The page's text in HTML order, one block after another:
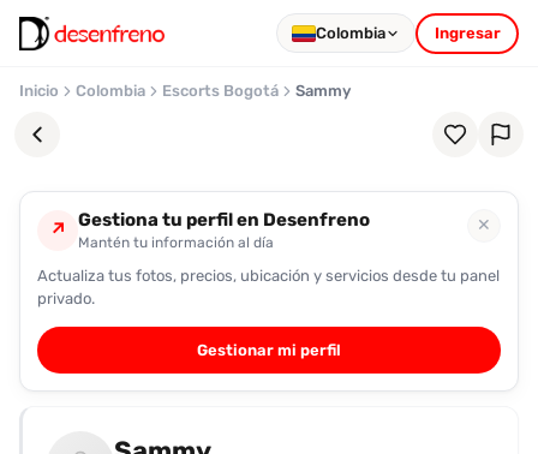
Colombia Ingresar
Inicio Colombia Escorts Bogotá Sammy
Favoritos
Pronto
podrás
registrarte
guardar
↗ Gestiona tu perfil en Desenfreno
Mantén tu información al día
✕
Actualiza tus fotos, precios, ubicación y servicios desde tu panel
privado.
Gestionar mi perfil